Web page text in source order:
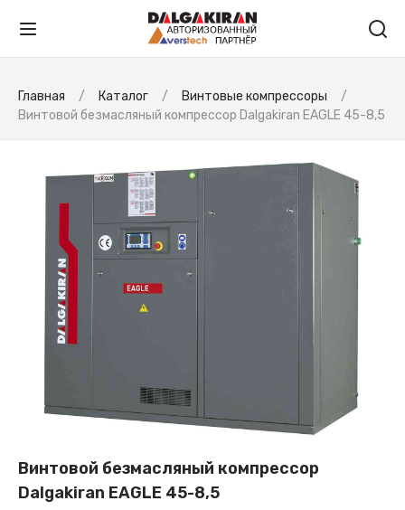
Главная Каталог
Винтовые компрессоры
Винтовой безмасляный компрессор Dalgakiran EAGLE 45-8,5
Винтовой безмасляный компрессор
Dalgakiran EAGLE 45-8,5